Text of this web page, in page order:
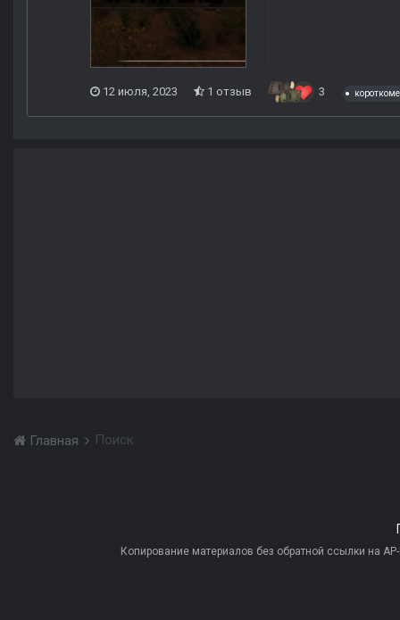
12 июля, 2023 1 отзыв 3
Главная Поиск
Копирование материалов без обратной ссылки на